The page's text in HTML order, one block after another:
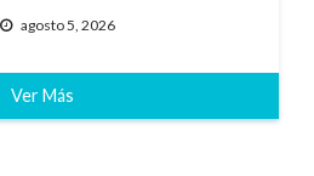
agosto 5, 2026
Ver Más